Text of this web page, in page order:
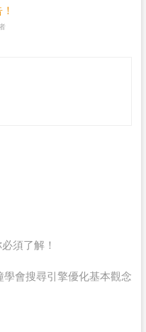
須了解！
學會搜尋引擎優化基本觀念